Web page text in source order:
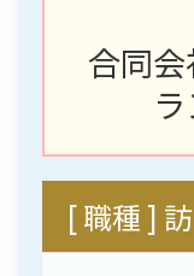
合同
[ 職種 ]